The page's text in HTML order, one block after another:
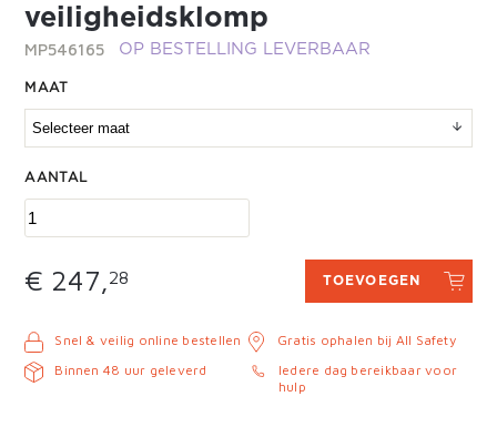
veiligheidsklomp
MP546165 OP BESTELLING LEVERBAAR
MAAT
AANTAL
€ 247,28 TOEVOEGEN
Snel & veilig online bestellen
Binnen 48 uur geleverd
Gratis ophalen bij All Safety
Iedere dag bereikbaar voor
hulp